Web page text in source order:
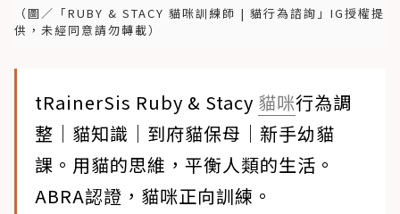
（圖／「RUBY & STACY 貓咪訓練師 | 貓行為諮詢」IG授權提
供，未經同意請勿轉載）
tRainerSis Ruby & Stacy 貓咪行為調
整｜貓知識｜到府貓保母｜新手幼貓
課。用貓的思維，平衡人類的生活。
ABRA認證，貓咪正向訓練。